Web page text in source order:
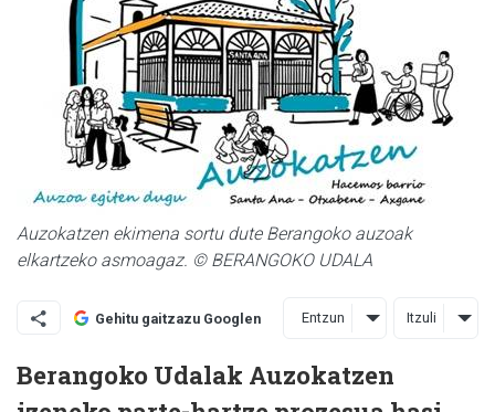
Auzokatzen ekimena sortu dute Berangoko auzoak
elkartzeko asmoagaz. © BERANGOKO UDALA
Gehitu gaitzazu Googlen Entzun Itzuli
Berangoko Udalak Auzokatzen